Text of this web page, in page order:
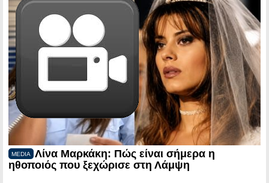
MEDIA
Λίνα Μαρκάκη: Πώς είναι σήμερα η
ηθοποιός που ξεχώρισε στη Λάμψη